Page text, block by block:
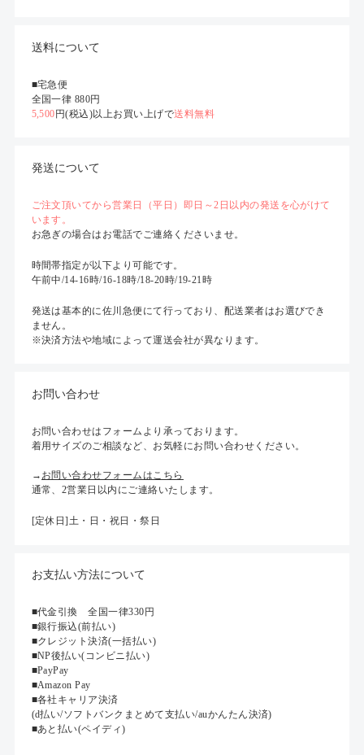
送料について
■宅急便
全国一律 880円
5,500円(税込)以上お買い上げで送料無料
発送について
ご注文頂いてから営業日（平日）即日～2日以内の発送を心がけて
います。
お急ぎの場合はお電話でご連絡くださいませ。
時間帯指定が以下より可能です。
午前中/14-16時/16-18時/18-20時/19-21時
発送は基本的に佐川急便にて行っており、配送業者はお選びでき
ません。
※決済方法や地域によって運送会社が異なります。
お問い合わせ
お問い合わせはフォームより承っております。
着用サイズのご相談など、お気軽にお問い合わせください。
→ お問い合わせフォームはこちら
通常、2営業日以内にご連絡いたします。
[定休日]土・日・祝日・祭日
お支払い方法について
■代金引換 全国一律330円
■銀行振込(前払い)
■クレジット決済(一括払い)
■NP後払い(コンビニ払い)
■PayPay
■Amazon Pay
■各社キャリア決済
(d払い/ソフトバンクまとめて支払い/auかんたん決済)
■あと払い(ペイディ)